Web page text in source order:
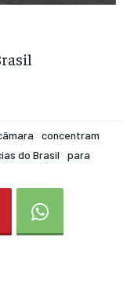
concentram
do Brasil
para